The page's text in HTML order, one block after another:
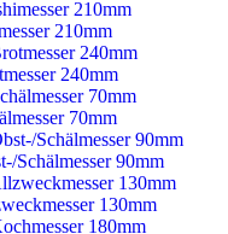
210mm
240mm
70mm
Schälmesser 90mm
130mm